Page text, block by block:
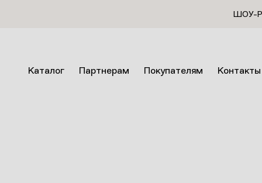
ШОУ-
Каталог Партнерам Покупателям Контакты